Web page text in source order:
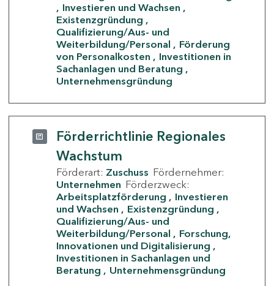
Investieren und Wachsen
Existenzgründung
Qualifizierung/Aus- und
Weiterbildung/Personal
Förderung
von Personalkosten
Investitionen in
Sachanlagen und Beratung
Unternehmensgründung
Förderrichtlinie Regionales
Wachstum
Förderart: Zuschuss Fördernehmer:
Unternehmen Förderzweck:
Arbeitsplatzförderung
Investieren
und Wachsen
Existenzgründung
Qualifizierung/Aus- und
Weiterbildung/Personal
Forschung,
Innovationen und Digitalisierung
Investitionen in Sachanlagen und
Beratung
Unternehmensgründung